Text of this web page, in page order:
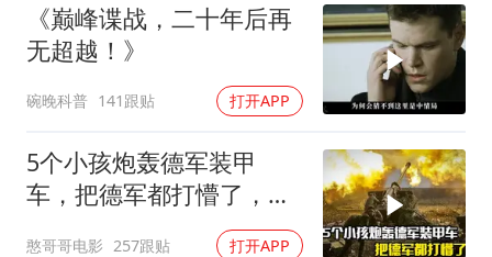
《巅峰谍战，二十年后再
无超越！》
碗晚科普 141跟贴 打开APP
5个小孩炮轰德军装甲
车，把德军都打懵了，战
憨哥哥电影 257跟贴 打开APP